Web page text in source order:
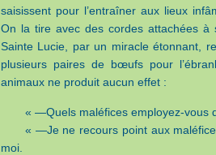
saisissent pour l’entraîner aux lieux
On la tire avec des cordes attachées
Sainte Lucie, par un miracle étonnant,
plusieurs paires de bœufs pour
animaux ne produit aucun effet :
« —Quels maléfices employez-vous
« —Je ne recours point aux
moi.